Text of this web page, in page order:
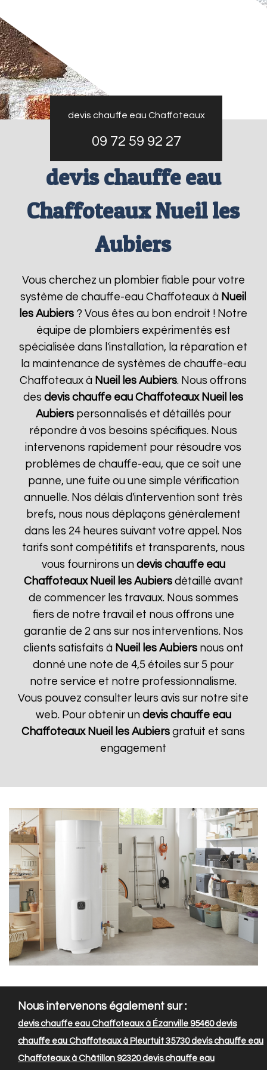
devis chauffe eau Chaffoteaux
09 72 59 92 27
devis chauffe eau
Chaffoteaux Nueil les
Aubiers
Vous cherchez un plombier fiable pour votre
système de chauffe-eau Chaffoteaux à Nueil
les Aubiers ? Vous êtes au bon endroit ! Notre
équipe de plombiers expérimentés est
spécialisée dans l'installation, la réparation et
la maintenance de systèmes de chauffe-eau
Chaffoteaux à Nueil les Aubiers. Nous offrons
desdevis chauffe eau Chaffoteaux Nueil les
Aubierspersonnalisés et détaillés pour
répondre à vos besoins spécifiques. Nous
intervenons rapidement pour résoudre vos
problèmes de chauffe-eau, que ce soit une
panne, une fuite ou une simple vérification
annuelle. Nos délais d'intervention sont très
brefs, nous nous déplaçons généralement
dans les 24 heures suivant votre appel. Nos
tarifs sont compétitifs et transparents, nous
vous fournirons un devis chauffe eau
Chaffoteaux Nueil les Aubiersdétaillé avant
de commencer les travaux. Nous sommes
fiers de notre travail et nous offrons une
garantie de 2 ans sur nos interventions. Nos
clients satisfaits à Nueil les Aubiersnous ont
donné une note de 4,5 étoiles sur 5 pour
notre service et notre professionnalisme.
Vous pouvez consulter leurs avis sur notre site
web. Pour obtenir un devis chauffe eau
Chaffoteaux Nueil les Aubiers gratuit et sans
engagement
Nous intervenons également sur :
devis chauffe eau Chaffoteaux à Ézanville 95460devis
chauffe eau Chaffoteaux à Pleurtuit 35730devis chauffe eau
Chaffoteaux à Châtillon 92320devis chauffe eau